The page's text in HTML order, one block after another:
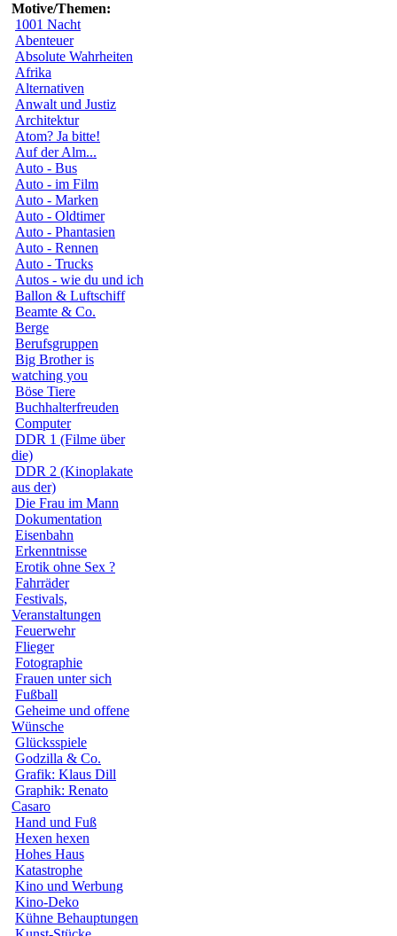
Motive/Themen:
1001 Nacht
Abenteuer
Absolute Wahrheiten
Afrika
Alternativen
Anwalt und Justiz
Architektur
Atom? Ja bitte!
Auf der Alm...
Auto - Bus
Auto - im Film
Auto - Marken
Auto - Oldtimer
Auto - Phantasien
Auto - Rennen
Auto - Trucks
Autos - wie du und ich
Ballon & Luftschiff
Beamte & Co.
Berge
Berufsgruppen
Big Brother is
watching you
Böse Tiere
Buchhalterfreuden
Computer
DDR 1 (Filme über
die)
DDR 2 (Kinoplakate
aus der)
Die Frau im Mann
Dokumentation
Eisenbahn
Erkenntnisse
Erotik ohne Sex ?
Fahrräder
Festivals,
Veranstaltungen
Feuerwehr
Flieger
Fotographie
Frauen unter sich
Fußball
Geheime und offene
Wünsche
Glücksspiele
Godzilla & Co.
Grafik: Klaus Dill
Graphik: Renato
Casaro
Hand und Fuß
Hexen hexen
Hohes Haus
Katastrophe
Kino und Werbung
Kino-Deko
Kühne Behauptungen